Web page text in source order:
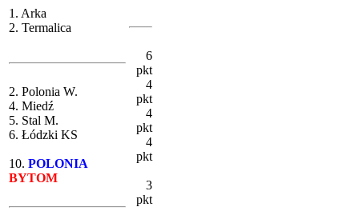
1. Arka
2. Termalica
2. Polonia W.
4. Miedź
5. Stal M.
6. Łódzki KS
10. POLONIA
BYTOM
6
pkt
4
pkt
4
pkt
4
pkt
3
pkt